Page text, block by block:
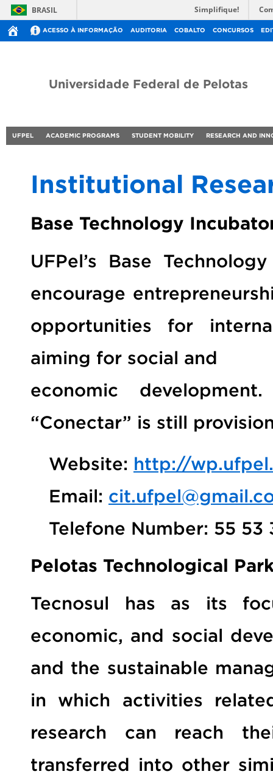
BRASIL Simplifique!
ACESSO À INFORMAÇÃO AUDITORIA COBALTO CONCURSOS
Universidade Federal de Pelotas
UFPEL ACADEMIC PROGRAMS STUDENT MOBILITY RESEARCH AND
Institutional
Base Technology
UFPel’s Base
encourage
opportunities for
aiming for social and
economic
“Conectar” is still
Website: http://
Email:
Telefone Number: 55 53
Pelotas Technological
Tecnosul has as its
economic, and social
and the sustainable
in which activities
research can reach
transferred into other